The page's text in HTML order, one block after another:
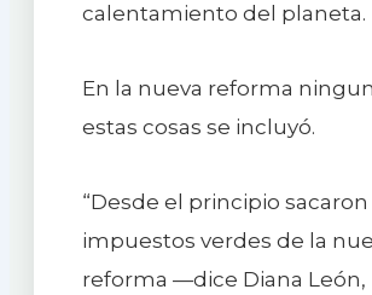
calentamiento del planeta.
En la nueva reforma
estas cosas se incluyó.
“Desde el principio sacaron
impuestos verdes de la
reforma —dice Diana León,